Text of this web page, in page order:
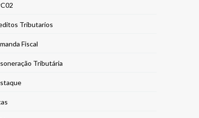
Tributarios
Fiscal
Tributária